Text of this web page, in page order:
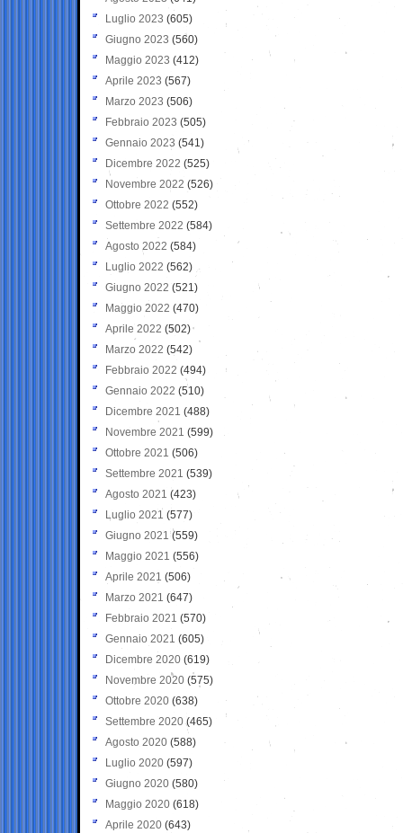
Luglio 2023 (605)
Giugno 2023 (560)
Maggio 2023 (412)
Aprile 2023 (567)
Marzo 2023 (506)
Febbraio 2023 (505)
Gennaio 2023 (541)
Dicembre 2022 (525)
Novembre 2022 (526)
Ottobre 2022 (552)
Settembre 2022 (584)
Agosto 2022 (584)
Luglio 2022 (562)
Giugno 2022 (521)
Maggio 2022 (470)
Aprile 2022 (502)
Marzo 2022 (542)
Febbraio 2022 (494)
Gennaio 2022 (510)
Dicembre 2021 (488)
Novembre 2021 (599)
Ottobre 2021 (506)
Settembre 2021 (539)
Agosto 2021 (423)
Luglio 2021 (577)
Giugno 2021(559)
Maggio 2021 (556)
Aprile 2021 (506)
Marzo 2021 (647)
Febbraio 2021 (570)
Gennaio 2021 (605)
Dicembre 2020 (619)
Novembre 2020 (575)
Ottobre 2020 (638)
Settembre 2020(465)
Agosto 2020 (588)
Luglio 2020 (597)
Giugno 2020 (580)
Maggio 2020 (618)
Aprile 2020 (643)